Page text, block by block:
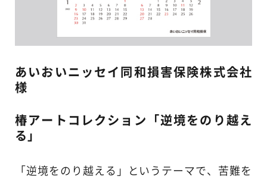
あいおいニッセイ同和損害保険株式会社
様
椿アートコレクション「逆境をのり越え
る」
「逆境をのり越える」というテーマで、苦難を